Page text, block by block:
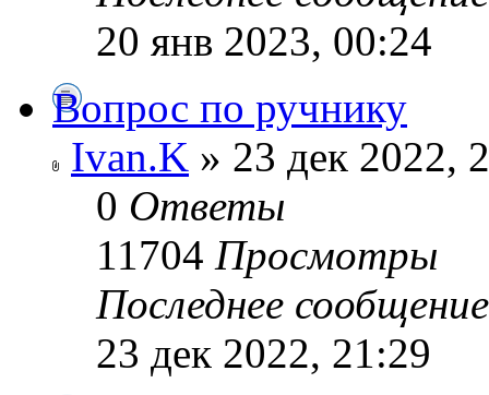
20 янв 2023, 00:24
Вопрос по ручнику
Ivan.K » 23 дек 2022,
0 Ответы
11704 Просмотры
Последнее
23 дек 2022, 21:29